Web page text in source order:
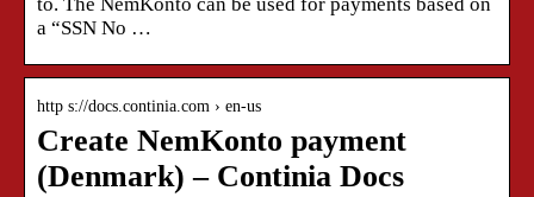
a “SSN No …
http s://docs.continia.com › en-us
Create NemKonto payment
(Denmark) – Continia Docs